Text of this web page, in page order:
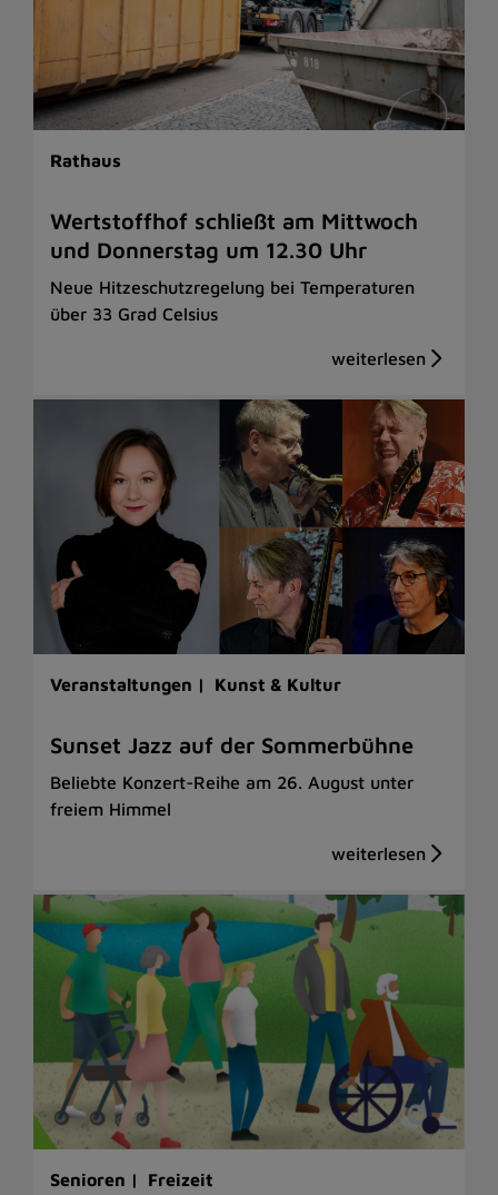
Rathaus
Wertstoffhof schließt am Mittwoch
und Donnerstag um 12.30 Uhr
Neue Hitzeschutzregelung bei Temperaturen
über 33 Grad Celsius
Veranstaltungen | Kunst & Kultur
Sunset Jazz auf der Sommerbühne
Beliebte Konzert-Reihe am 26. August unter
freiem Himmel
Senioren | Freizeit